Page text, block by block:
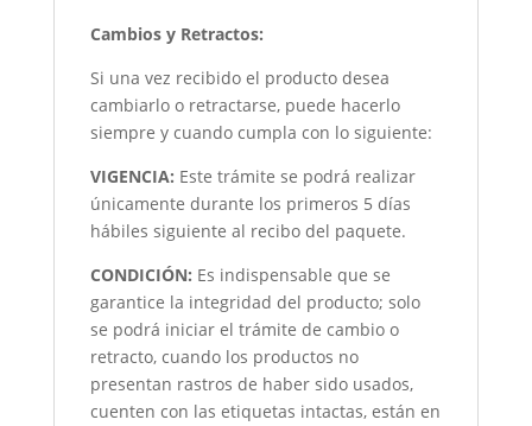
Cambios y Retractos:
Si una vez recibido el producto desea
cambiarlo o retractarse, puede hacerlo
siempre y cuando cumpla con lo siguiente:
VIGENCIA: Este trámite se podrá realizar
únicamente durante los primeros 5 días
hábiles siguiente al recibo del paquete.
CONDICIÓN: Es indispensable que se
garantice la integridad del producto; solo
se podrá iniciar el trámite de cambio o
retracto, cuando los productos no
presentan rastros de haber sido usados,
cuenten con las etiquetas intactas, están en